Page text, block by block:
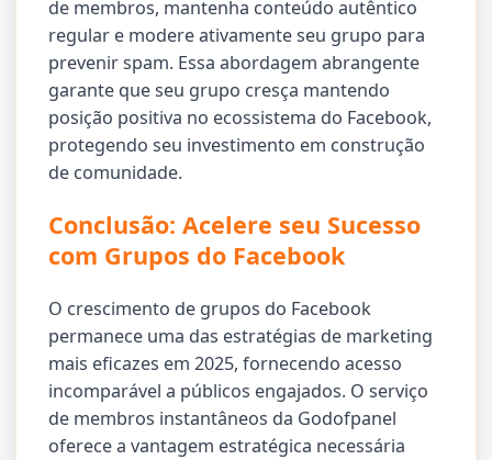
de membros, mantenha conteúdo autêntico
regular e modere ativamente seu grupo para
prevenir spam. Essa abordagem abrangente
garante que seu grupo cresça mantendo
posição positiva no ecossistema do Facebook,
protegendo seu investimento em construção
de comunidade.
Conclusão: Acelere seu Sucesso
com Grupos do Facebook
O crescimento de grupos do Facebook
permanece uma das estratégias de marketing
mais eficazes em 2025, fornecendo acesso
incomparável a públicos engajados. O serviço
de membros instantâneos da Godofpanel
oferece a vantagem estratégica necessária